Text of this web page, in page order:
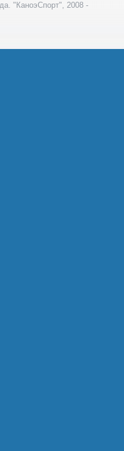
"КаноэСпорт", 2008 -